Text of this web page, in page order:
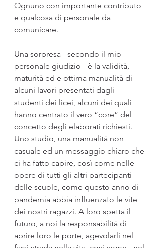
Ognuno con importante contributo
e qualcosa di personale da
comunicare.
Una sorpresa - secondo il mio
personale giudizio - è la validità,
maturità ed e ottima manualità di
alcuni lavori presentati dagli
studenti dei licei, alcuni dei quali
hanno centrato il vero “core” del
concetto degli elaborati richiesti.
Uno studio, una manualità non
casuale ed un messaggio chiaro che
ci ha fatto capire, così come nelle
opere di tutti gli altri partecipanti
delle scuole, come questo anno di
pandemia abbia influenzato le vite
dei nostri ragazzi. A loro spetta il
futuro, a noi la responsabilità di
aprire loro le porte, agevolarli nel